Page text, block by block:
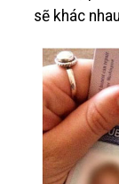
sẽ khác